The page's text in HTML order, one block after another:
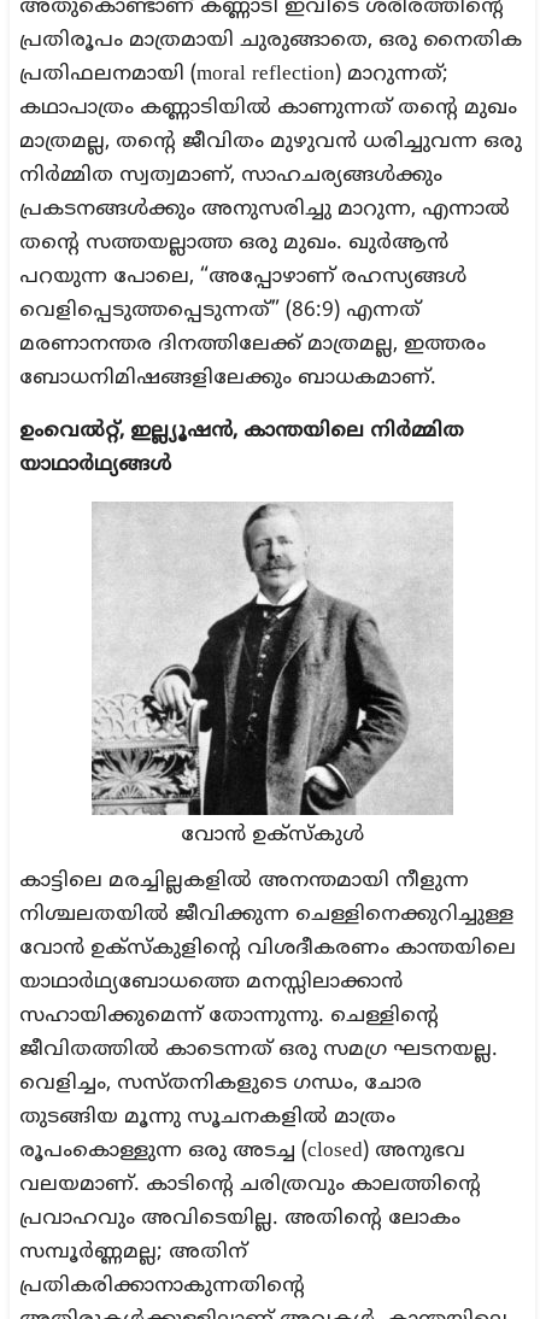
അതുകൊണ്ടാണ് കണ്ണാടി ഇവിടെ ശരീരത്തിന്റെ
പ്രതിരൂപം മാത്രമായി ചുരുങ്ങാതെ, ഒരു നൈതിക
പ്രതിഫലനമായി (moral reflection) മാറുന്നത്;
കഥാപാത്രം കണ്ണാടിയിൽ കാണുന്നത് തന്റെ മുഖം
മാത്രമല്ല, തന്റെ ജീവിതം മുഴുവൻ ധരിച്ചുവന്ന ഒരു
നിർമ്മിത സ്വത്വമാണ്, സാഹചര്യങ്ങൾക്കും
പ്രകടനങ്ങൾക്കും അനുസരിച്ചു മാറുന്ന, എന്നാൽ
തന്റെ സത്തയല്ലാത്ത ഒരു മുഖം. ഖുർആൻ
പറയുന്ന പോലെ, “അപ്പോഴാണ് രഹസ്യങ്ങൾ
വെളിപ്പെടുത്തപ്പെടുന്നത്” (86:9) എന്നത്
മരണാനന്തര ദിനത്തിലേക്ക് മാത്രമല്ല, ഇത്തരം
ബോധനിമിഷങ്ങളിലേക്കും ബാധകമാണ്.
ഉംവെൽറ്റ്, ഇല്ല്യൂഷൻ, കാന്തയിലെ നിർമ്മിത
യാഥാർഥ്യങ്ങൾ
വോൻ ഉക്സ്കുൾ
കാട്ടിലെ മരച്ചില്ലകളിൽ അനന്തമായി നീളുന്ന
നിശ്ചലതയിൽ ജീവിക്കുന്ന ചെള്ളിനെക്കുറിച്ചുള്ള
വോൻ ഉക്സ്കുളിന്റെ വിശദീകരണം കാന്തയിലെ
യാഥാർഥ്യബോധത്തെ മനസ്സിലാക്കാൻ
സഹായിക്കുമെന്ന് തോന്നുന്നു. ചെള്ളിന്റെ
ജീവിതത്തിൽ കാടെന്നത് ഒരു സമഗ്ര ഘടനയല്ല.
വെളിച്ചം, സസ്തനികളുടെ ഗന്ധം, ചോര
തുടങ്ങിയ മൂന്നു സൂചനകളിൽ മാത്രം
രൂപംകൊള്ളുന്ന ഒരു അടച്ച (closed) അനുഭവ
വലയമാണ്. കാടിന്റെ ചരിത്രവും കാലത്തിന്റെ
പ്രവാഹവും അവിടെയില്ല. അതിന്റെ ലോകം
സമ്പൂർണ്ണമല്ല; അതിന്
പ്രതികരിക്കാനാകുന്നതിന്റെ